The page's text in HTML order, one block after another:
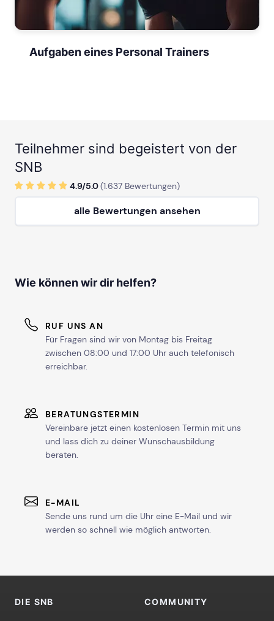
Aufgaben eines Personal Trainers
Teilnehmer sind begeistert von der
SNB
4.9/5.0(1.637 Bewertungen)
alle Bewertungen ansehen
Wie können wir dir helfen?
RUF UNS AN
Für Fragen sind wir von Montag bis Freitag
zwischen 08:00 und 17:00 Uhr auch telefonisch
erreichbar.
BERATUNGSTERMIN
Vereinbare jetzt einen kostenlosen Termin mit uns
und lass dich zu deiner Wunschausbildung
beraten.
E-MAIL
Sende uns rund um die Uhr eine E-Mail und wir
werden so schnell wie möglich antworten.
DIE SNB COMMUNITY